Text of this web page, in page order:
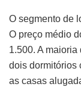
O segmento de
O preço médio
1.500. A
dois dormitórios
as casas